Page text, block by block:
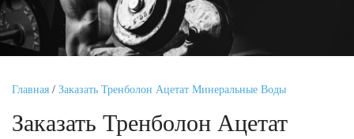
Главная / Заказать Тренболон Ацетат Минеральные Воды
Заказать Тренболон Ацетат